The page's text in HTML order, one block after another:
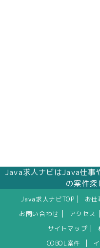
Java求人ナビはJava仕事
の案件探
Java求人ナビTOP お仕
お問い合わせ アクセス
サイトマップ
COBOL案件